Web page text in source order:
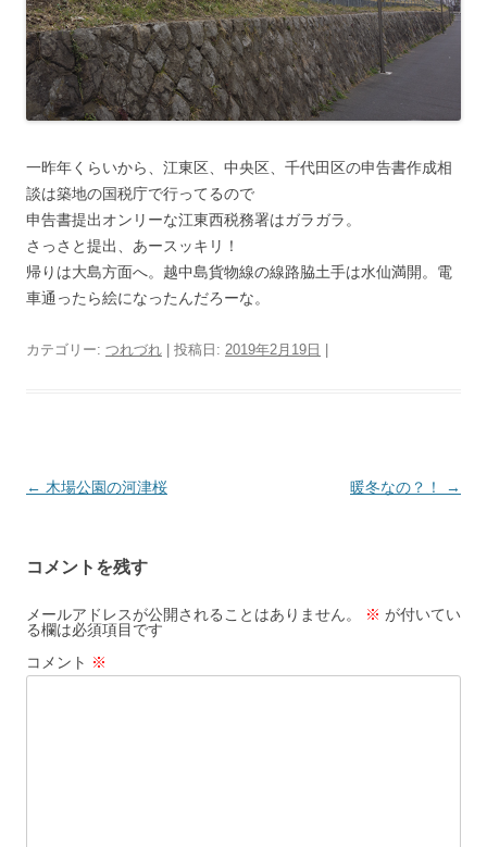
一昨年くらいから、江東区、中央区、千代田区の申告書作成相
談は築地の国税庁で行ってるので
申告書提出オンリーな江東西税務署はガラガラ。
さっさと提出、あースッキリ！
帰りは大島方面へ。越中島貨物線の線路脇土手は水仙満開。電
車通ったら絵になったんだろーな。
カテゴリー: つれづれ | 投稿日: 2019年2月19日
投
ビ
ゲ
ー
シ
← 木場公園の河津桜 暖冬なの？！ →
コメントを残す
メールアドレスが公開されることはありません。 ※ が付いてい
る欄は必須項目です
コメント ※